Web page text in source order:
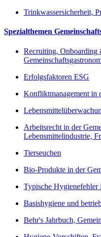
Trinkwassersicherheit,
Spezialthemen
Recruiting,
Erfolgsfaktoren ESG
Konfliktmanagement in
Arbeitsrecht in der
Lebensmittelindustrie,
Tierseuchen
Bio-Produkte in der
Typische Hygienefehler
Basishygiene und
Behr's Jahrbuch,